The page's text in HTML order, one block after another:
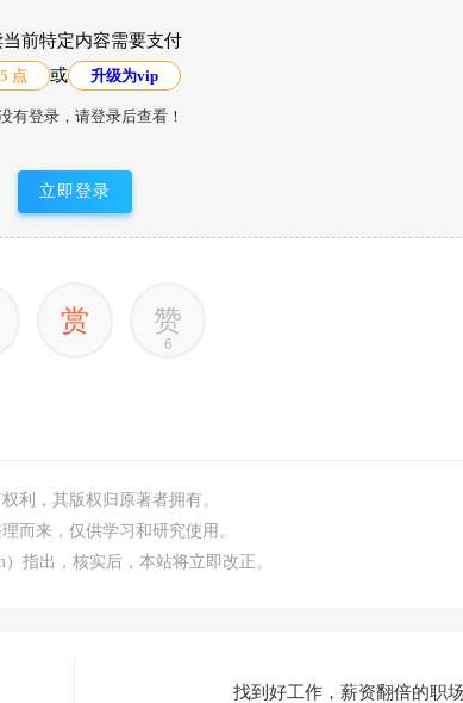
当前特定内容需要支付
点 或 升级为vip
有登录，请登录后查看！
立即登录
赏 赞
6
利，其版权归原著者拥有。
而来，仅供学习和研究使用。
指出，核实后，本站将立即改正。
找到好工作，薪资翻倍的职